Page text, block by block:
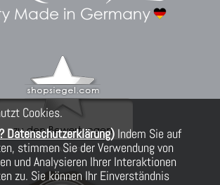
Cookies.
Datenschutzerklärung) Indem Sie auf
stimmen Sie der Verwendung von
und Analysieren Ihrer Interaktionen
zu. Sie können Ihr Einverständnis